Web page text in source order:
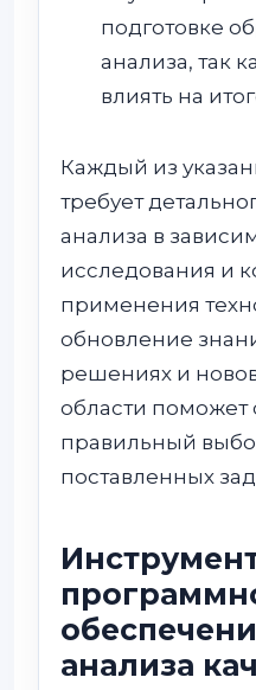
подготовке
анализа, так
влиять на
Каждый из
требует
анализа в
исследования и
применения
обновление
решениях и
области поможет
правильный
поставленных
анализа